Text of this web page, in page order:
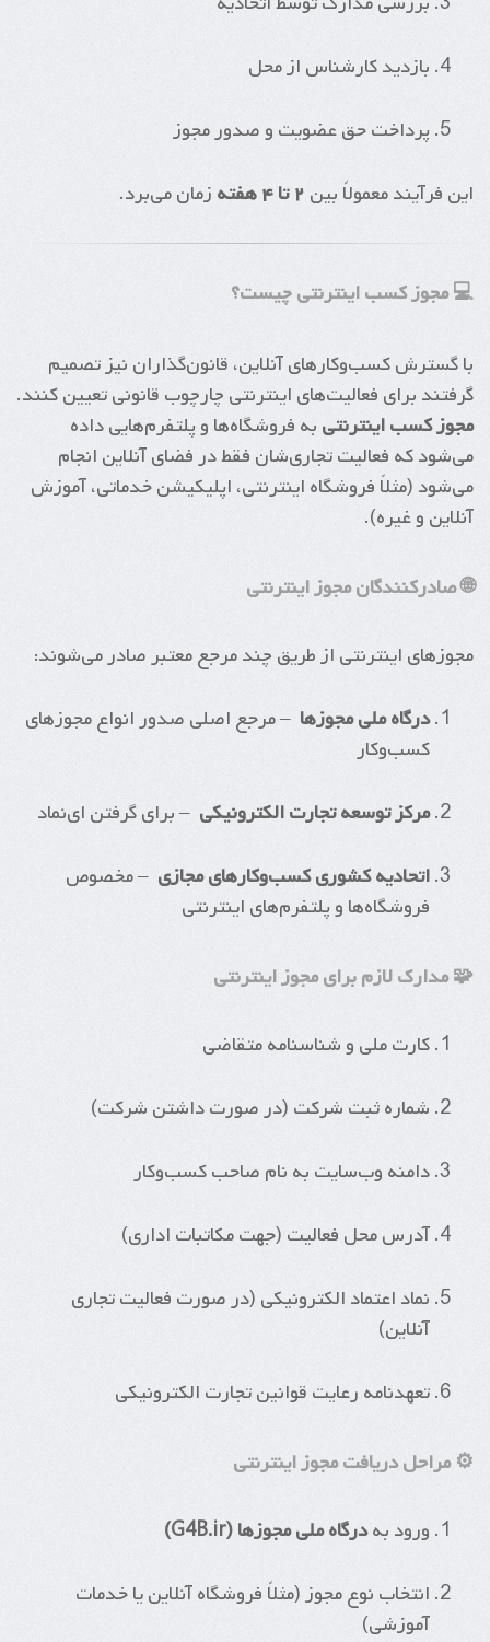
بازدید کارشناس از محل
پرداخت حق عضویت و صدور مجوز
این فرآیند معمولاً بین ۲ تا ۴ هفته زمان می‌برد.
💻 مجوز کسب اینترنتی چیست؟
با گسترش کسب‌وکارهای آنلاین، قانون‌گذاران نیز تصمیم
گرفتند برای فعالیت‌های اینترنتی چارچوب قانونی تعیین کنند.
مجوز کسب اینترنتی به فروشگاه‌ها و پلتفرم‌هایی داده
می‌شود که فعالیت تجاری‌شان فقط در فضای آنلاین انجام
می‌شود (مثلاً فروشگاه اینترنتی، اپلیکیشن خدماتی، آموزش
آنلاین و غیره).
🌐 صادرکنندگان مجوز اینترنتی
مجوزهای اینترنتی از طریق چند مرجع معتبر صادر می‌شوند:
درگاه ملی مجوزها – مرجع اصلی صدور انواع مجوزهای
کسب‌وکار
مرکز توسعه تجارت الکترونیکی – برای گرفتن ای‌نماد
اتحادیه کشوری کسب‌وکارهای مجازی – مخصوص
فروشگاه‌ها و پلتفرم‌های اینترنتی
🧩 مدارک لازم برای مجوز اینترنتی
کارت ملی و شناسنامه متقاضی
شماره ثبت شرکت (در صورت داشتن شرکت)
دامنه وب‌سایت به نام صاحب کسب‌وکار
آدرس محل فعالیت (جهت مکاتبات اداری)
نماد اعتماد الکترونیکی (در صورت فعالیت تجاری
آنلاین)
تعهدنامه رعایت قوانین تجارت الکترونیکی
⚙️ مراحل دریافت مجوز اینترنتی
ورود بهدرگاه ملی مجوزها (G4B.ir)
انتخاب نوع مجوز (مثلاً فروشگاه آنلاین یا خدمات
آموزشی)